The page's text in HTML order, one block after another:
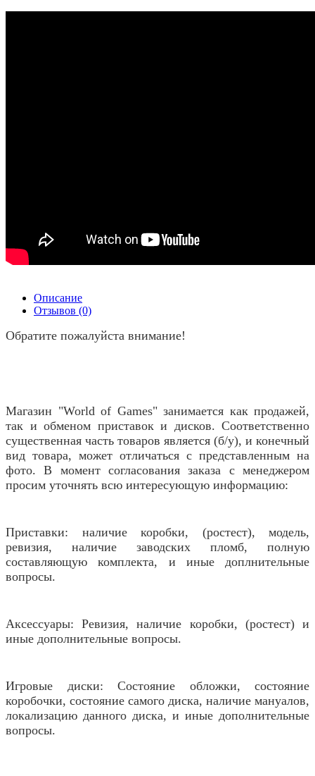
Описание
Отзывов (0)
Обратите пожалуйста внимание!
Магазин "World of Games" занимается как продажей,
так и обменом приставок и дисков. Соответственно
существенная часть товаров является (б/у), и конечный
вид товара, может отличаться с представленным на
фото. В момент согласования заказа с менеджером
просим уточнять всю интересующую информацию:
Приставки: наличие коробки, (ростест), модель,
ревизия, наличие заводских пломб, полную
составляющую комплекта, и иные доплнительные
вопросы.
Аксессуары: Ревизия, наличие коробки, (ростест) и
иные дополнительные вопросы.
Игровые диски: Состояние обложки, состояние
коробочки, состояние самого диска, наличие мануалов,
локализацию данного диска, и иные дополнительные
вопросы.